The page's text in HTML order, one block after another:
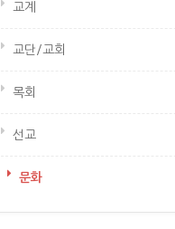
교계
교단/교회
목회
선교
문화